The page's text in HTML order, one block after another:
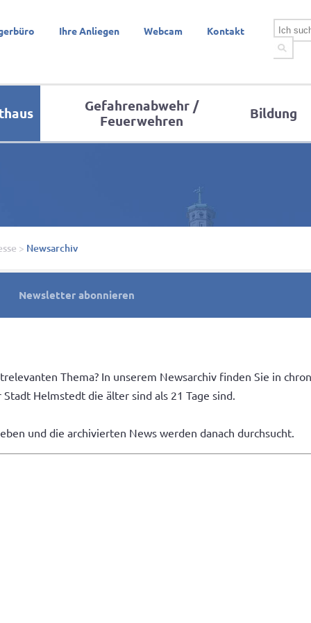
Ihre Anliegen Webcam Kontakt
Gefahrenabwehr /
Feuerwehren
Bildung
> Newsarchiv
Newsletter abonnieren
Thema? In unserem Newsarchiv finden Sie in
Helmstedt die älter sind als 21 Tage sind.
und die archivierten News werden danach durchsucht.